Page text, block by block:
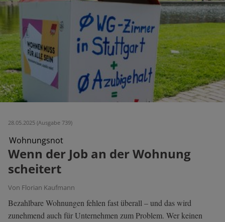
28.05.2025 (Ausgabe 739)
Wohnungsnot
Wenn der Job an der Wohnung
scheitert
Von Florian Kaufmann
Bezahlbare Wohnungen fehlen fast überall – und das wird
zunehmend auch für Unternehmen zum Problem. Wer keinen